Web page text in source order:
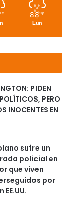
℉ 88 ℉
Lun
PIDEN
PERO
INOCENTES EN
sufre un
policial en
que viven
por